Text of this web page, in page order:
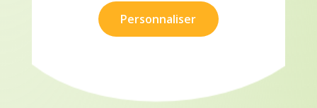
Personnaliser